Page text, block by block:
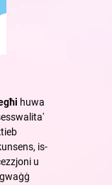
huwa
is-
u